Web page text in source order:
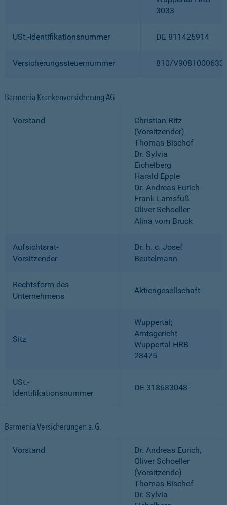
3033
USt.-Identifikationsnummer DE 811425914
Versicherungssteuernummer 810/
Barmenia Krankenversicherung AG
Vorstand
Christian Ritz
(Vorsitzender)
Thomas Bischof
Dr. Sylvia
Eichelberg
Harald Epple
Dr. Andreas Eurich
Frank Lamsfuß
Oliver Schoeller
Alina vom Bruck
Aufsichtsrat-
Vorsitzender
Dr. h. c. Josef
Beutelmann
Rechtsform des
Unternehmens
Aktiengesellschaft
Sitz
Wuppertal;
Amtsgericht
Wuppertal HRB
28475
USt.-
Identifikationsnummer
DE 318683048
Barmenia Versicherungen a. G.
Vorstand
Dr. Andreas Eurich,
Oliver Schoeller
(Vorsitzende)
Thomas Bischof
Dr. Sylvia